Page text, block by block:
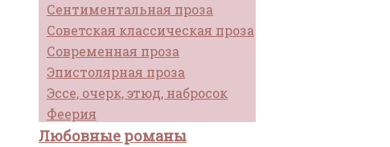
Сентиментальная проза
Советская классическая проза
Современная проза
Эпистолярная проза
Эссе, очерк, этюд, набросок
Феерия
Любовные романы